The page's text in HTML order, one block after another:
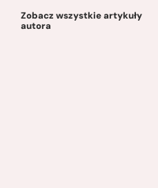
Zobacz wszystkie artykuły
autora